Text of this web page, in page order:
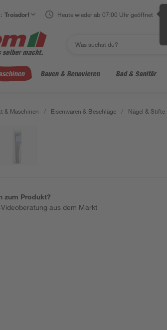
Troisdorf Heute wieder ab 07:00 Uhr geöffnet
Bauen & Renovieren Bad & Sanitär
& Maschinen / Eisenwaren & Beschläge / Nägel & Stifte
zum Produkt?
Videoberatung aus dem Markt